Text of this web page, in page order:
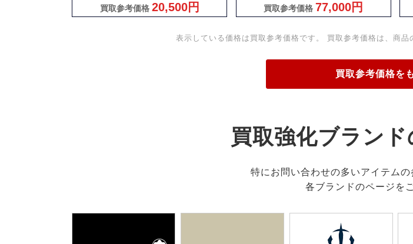
買取参考価格 20,500円 買取参考価格 77,000円
表示している価格は買取参考価格です。 買取参考価格は、商品
買取参考価格を
買取強化ブラン
特にお問い合わせの多いアイテムの
各ブランドのページを